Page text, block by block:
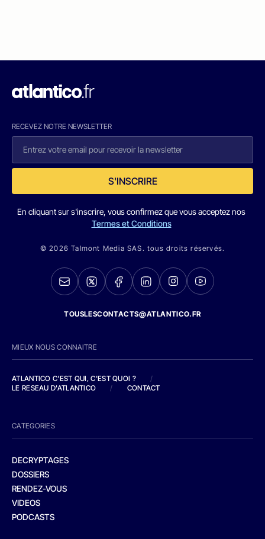
RECEVEZ NOTRE NEWSLETTER
S'INSCRIRE
En cliquant sur s'inscrire, vous confirmez que vous acceptez nos
Termes et Conditions
© 2026 Talmont Media SAS. tous droits réservés.
TOUSLESCONTACTS@ATLANTICO.FR
MIEUX NOUS CONNAITRE
ATLANTICO C'EST QUI, C'EST QUOI ?
/
LE RESEAU D'ATLANTICO
/ CONTACT
CATEGORIES
DECRYPTAGES
DOSSIERS
RENDEZ-VOUS
VIDEOS
PODCASTS